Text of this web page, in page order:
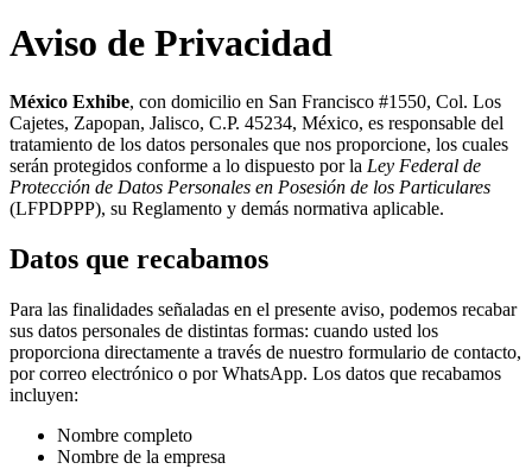
Aviso de Privacidad
México Exhibe, con domicilio en San Francisco #1550, Col. Los
Cajetes, Zapopan, Jalisco, C.P. 45234, México, es responsable del
tratamiento de los datos personales que nos proporcione, los cuales
serán protegidos conforme a lo dispuesto por la Ley Federal de
Protección de Datos Personales en Posesión de los Particulares
(LFPDPPP), su Reglamento y demás normativa aplicable.
Datos que recabamos
Para las finalidades señaladas en el presente aviso, podemos recabar
sus datos personales de distintas formas: cuando usted los
proporciona directamente a través de nuestro formulario de contacto,
por correo electrónico o por WhatsApp. Los datos que recabamos
incluyen:
Nombre completo
Nombre de la empresa